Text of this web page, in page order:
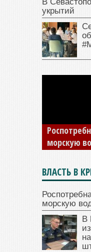
В
укрытий
морскую
В Крыму у
изъяли
накопил
ГИБДД
ВЛАСТЬ В
морскую
В